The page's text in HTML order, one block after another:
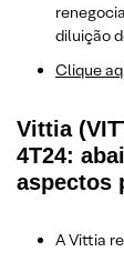
diluição
Clique
Vittia
4T24:
aspectos
A Vittia